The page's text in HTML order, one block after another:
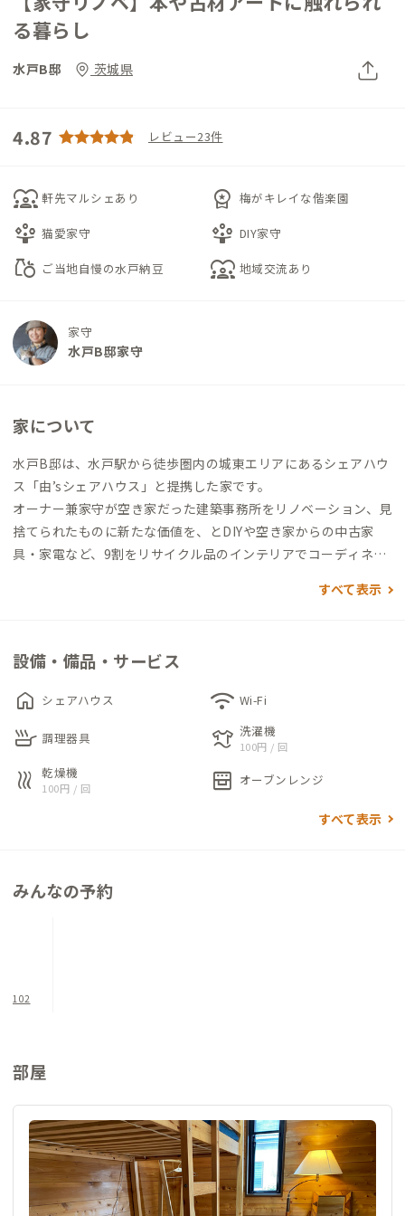
る暮らし
水戸B邸 茨城県
4.87 レビュー23件
diversity_1 軒先マルシェあり workspace_premium 梅がキレイな偕楽園
person_play 猫愛家守 person_play DIY家守
grocery ご当地自慢の水戸納豆 diversity_1 地域交流あり
家守
水戸B邸家守
家について
水戸B邸は、水戸駅から徒歩圏内の城東エリアにあるシェアハウ
ス「由’sシェアハウス」と提携した家です。
オーナー兼家守が空き家だった建築事務所をリノベーション、見
捨てられたものに新たな価値を、とDIYや空き家からの中古家
具・家電など、9割をリサイクル品のインテリアでコーディネー
ればという思いが込められた家は、地域交流の場としても利用
1階はADDressの個室と共有スぺ―ス。リビング、キッチン、ト
イレがあります。まちライブラリーとしての図書コーナーもあり
ますので、ご自由にお使いください。2階にはシェアハウス入居
者と共用の浴室と洗濯機があります。譲り合ってお使いくださ
できるロフトベッドが置かれています。テーブルにはデスクラン
すべて表示
設備・備品・サービス
home シェアハウス wifi Wi-Fi
skillet 調理器具 laundry 洗濯機
100円 / 回
heat 乾燥機
100円 / 回 oven_gen オーブンレンジ
すべて表示
みんなの予約
102
部屋